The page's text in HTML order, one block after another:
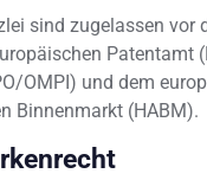
sind zugelassen vor
Patentamt
OMPI) und dem
Binnenmarkt (HABM).